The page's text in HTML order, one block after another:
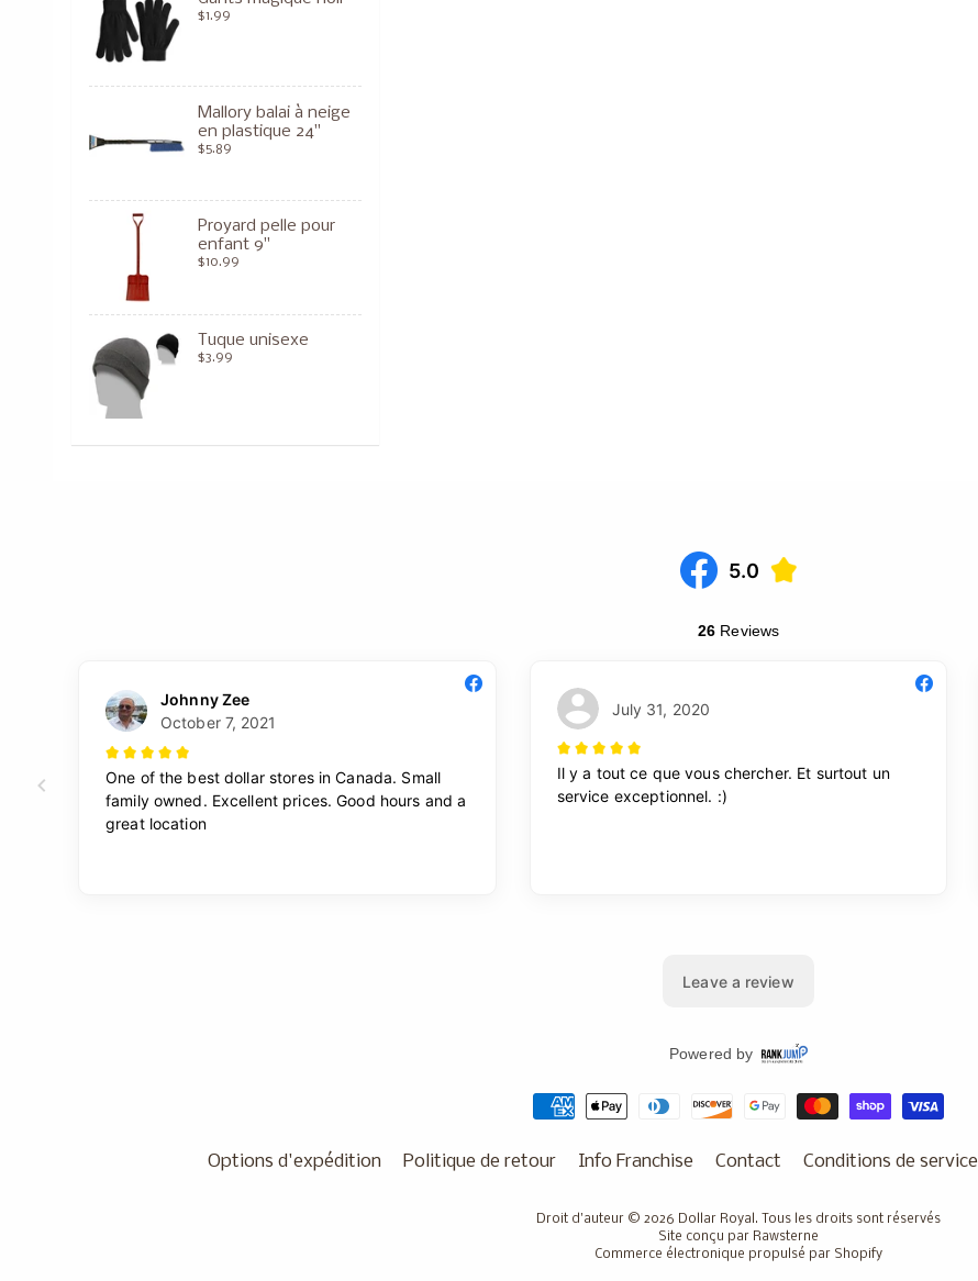
$1.99
Mallory balai à neige
en plastique 24"
$5.89
Proyard pelle pour
enfant 9"
$10.99
Tuque unisexe
$3.99
Options d'expédition Politique de retour Info Franchise Contact Conditions de service
Droit d'auteur © 2026 Dollar Royal . Tous les droits sont réservés
Site conçu par Rawsterne
Commerce électronique propulsé par Shopify